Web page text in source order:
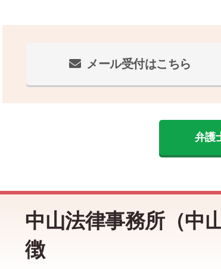
メール受付はこちら
弁護
中山法律事務所（中
徴